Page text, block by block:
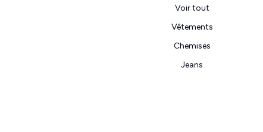
Voir tout
Vêtements
Chemises
Jeans